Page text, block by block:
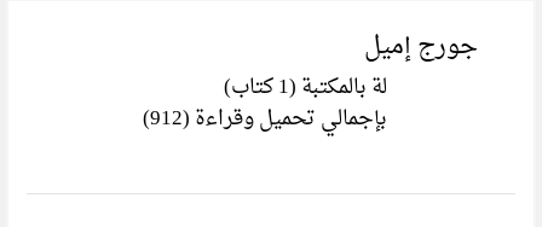
جورج إميل
لة بالمكتبة (1 كتاب)
بإجمالي تحميل وقراءة (912)